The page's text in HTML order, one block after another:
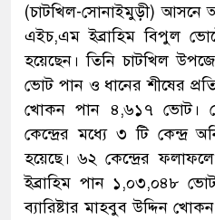
(চাটখিল-সোনাইমুড়ী) আসনে
এইচ,এম ইব্রাহিম বিপুল
হয়েছেন। তিনি চাটখিল
ভোট পান ও ধানের শীষের
খোকন পান ৪,৬১৭ ভোট।
কেন্দ্রের মধ্যে ৩ টি কেন্দ্র
হয়েছে। ৬২ কেন্দ্রের
ইব্রাহিম পান ১,০৩,০৪৮
ব্যারিষ্টার মাহবুব উদ্দিন